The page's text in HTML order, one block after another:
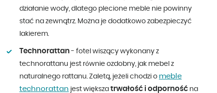
działanie wody, dlatego plecione meble nie powinny
stać na zewnątrz. Można je dodatkowo zabezpieczyć
lakierem.
Technorattan - fotel wiszący wykonany z
technorattanu jest równie ozdobny, jak mebel z
naturalnego rattanu. Zaletą, jeżeli chodzi o meble
technorattan jest większa trwałość i odporność na